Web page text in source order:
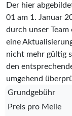
Der hier
01 am 1. Januar
durch unser
eine
nicht mehr gültig
den
umgehend
Grundgebühr
Preis pro Meile